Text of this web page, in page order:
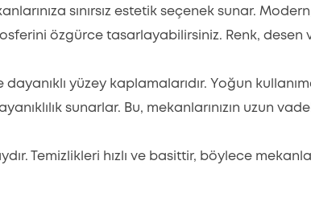
sınırsız estetik seçenek sunar.
özgürce tasarlayabilirsiniz. Renk, desen
dayanıklı yüzey kaplamalarıdır. Yoğun
sunarlar. Bu, mekanlarınızın uzun
Temizlikleri hızlı ve basittir, böylece